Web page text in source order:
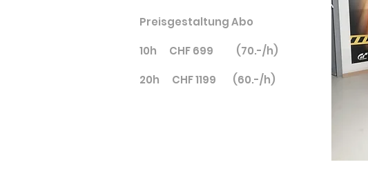
Preisgestaltung Abo
10h CHF 699 (70.-/h)
20h CHF 1199 (60.-/h)